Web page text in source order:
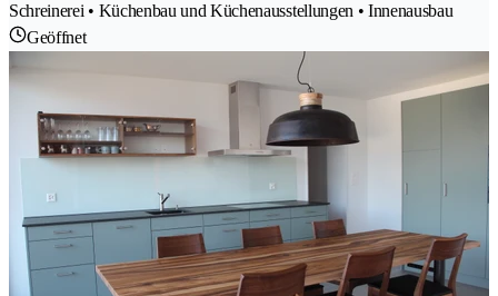
Schreinerei • Küchenbau und Küchenausstellungen • Innenausbau
Geöffnet